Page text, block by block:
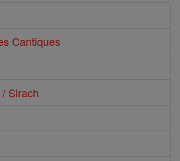
Cantiques
Sirach